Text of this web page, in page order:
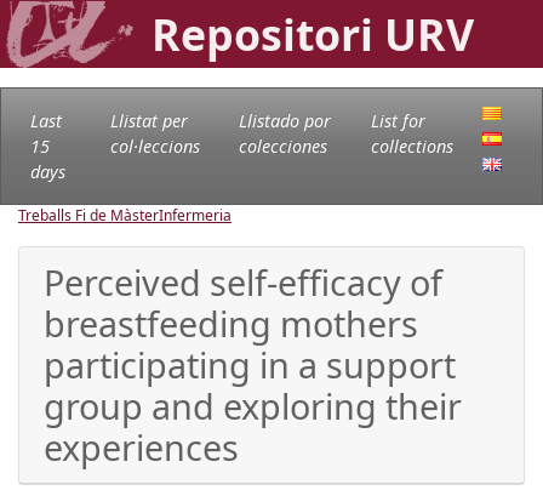
Repositori URV
Last
15
days
Llistat per
col·leccions
Llistado por
colecciones
List for
collections
Treballs Fi de MàsterInfermeria
Perceived self-efficacy of
breastfeeding mothers
participating in a support
group and exploring their
experiences